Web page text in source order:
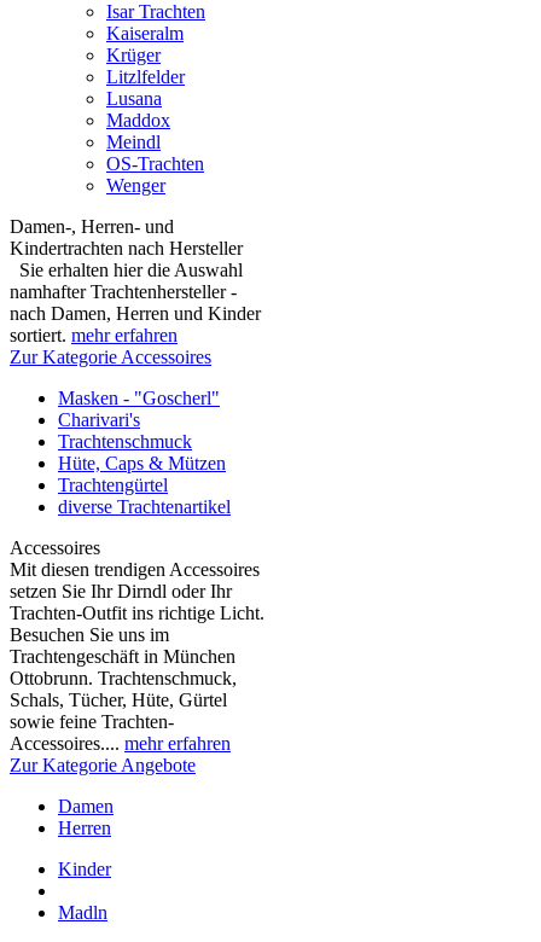
Isar Trachten
Kaiseralm
Krüger
Litzlfelder
Lusana
Maddox
Meindl
OS-Trachten
Wenger
Damen-, Herren- und
Kindertrachten nach Hersteller
Sie erhalten hier die Auswahl
namhafter Trachtenhersteller -
nach Damen, Herren und Kinder
sortiert. mehr erfahren
Zur Kategorie Accessoires
Masken - "Goscherl"
Charivari's
Trachtenschmuck
Hüte, Caps & Mützen
Trachtengürtel
diverse Trachtenartikel
Accessoires
Mit diesen trendigen Accessoires
setzen Sie Ihr Dirndl oder Ihr
Trachten-Outfit ins richtige Licht.
Besuchen Sie uns im
Trachtengeschäft in München
Ottobrunn. Trachtenschmuck,
Schals, Tücher, Hüte, Gürtel
sowie feine Trachten-
Accessoires.... mehr erfahren
Zur Kategorie Angebote
Damen
Herren
Kinder
Madln